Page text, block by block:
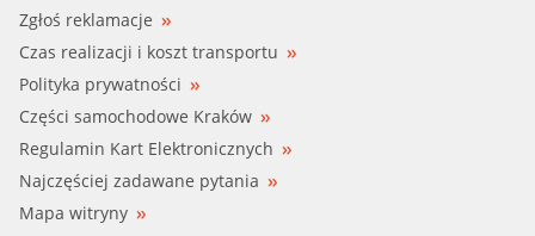
Zgłoś reklamacje
Czas realizacji i koszt transportu
Polityka prywatności
Części samochodowe Kraków
Regulamin Kart Elektronicznych
Najczęściej zadawane pytania
Mapa witryny